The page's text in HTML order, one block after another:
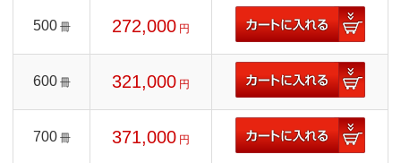
500 冊 272,000 円
600 冊 321,000 円
700 冊 371,000 円